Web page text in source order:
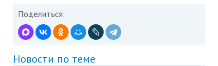
Поделиться:
Новости по теме